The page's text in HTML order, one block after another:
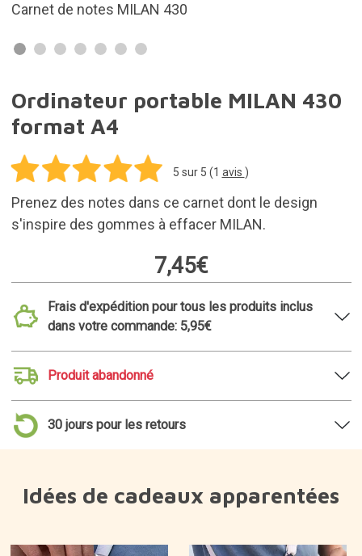
120 feuilles
Ordinateur portable MILAN 430
format A4
5 sur 5 (1 avis )
Prenez des notes dans ce carnet dont le design
s'inspire des gommes à effacer MILAN.
7,45€
Frais d'expédition pour tous les produits inclus
dans votre commande: 5,95€
Produit abandonné
30 jours pour les retours
Idées de cadeaux apparentées